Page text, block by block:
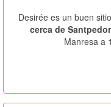
Desirée es un buen
cerca de Santpedor
Manresa a